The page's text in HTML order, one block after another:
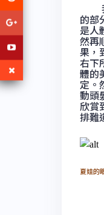
我
的部
是人
然再
果，
右下
體的
定。
動頭
欣賞
排難
夏娃的